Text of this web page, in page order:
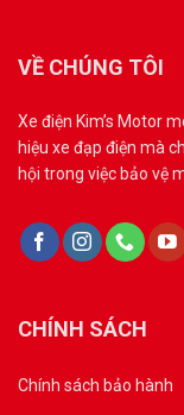
VỀ CHÚNG TÔI
Xe điện Kim’s Motor
hiệu xe đạp điện mà
hội trong việc bảo vệ
CHÍNH SÁCH
Chính sách bảo hành